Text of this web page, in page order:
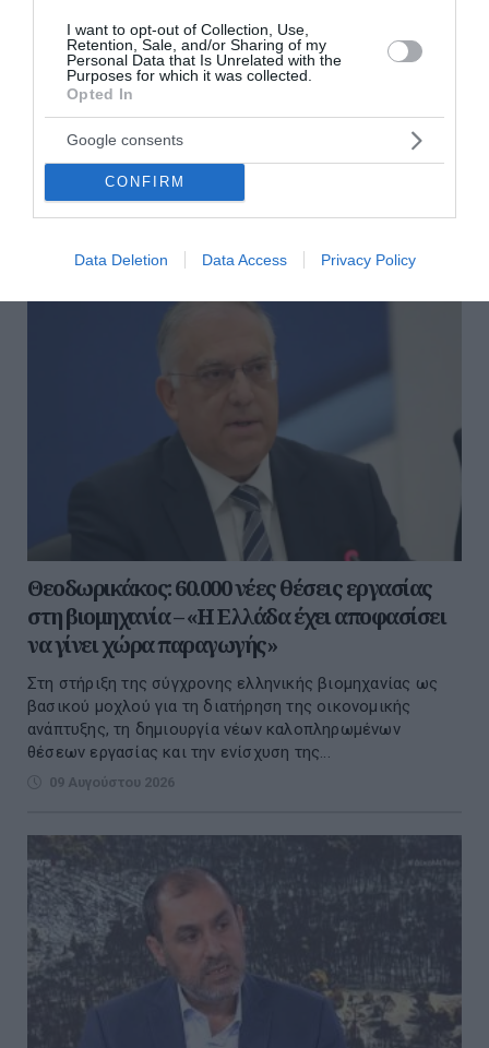
I want to opt-out of Collection, Use,
Retention, Sale, and/or Sharing of my
Personal Data that Is Unrelated with the
Purposes for which it was collected.
Opted In
Google consents
CONFIRM
Data Deletion Data Access Privacy Policy
Πλούσιο το αθλητικό πρόγραμμα σήμερα – Οι αγώνες και
οι ώρες των μεταδόσεων
Το ποίημα της Κυριακής: Αύγουστος των πανηγυριών
ΟΛΕΣ ΟΙ ΕΙΔΗΣΕΙΣ →
διαβάστε ακόμη
Θεοδωρικάκος: 60.000 νέες θέσεις εργασίας
στη βιομηχανία – «Η Ελλάδα έχει αποφασίσει
να γίνει χώρα παραγωγής»
Στη στήριξη της σύγχρονης ελληνικής βιομηχανίας ως
βασικού μοχλού για τη διατήρηση της οικονομικής
ανάπτυξης, τη δημιουργία νέων καλοπληρωμένων
θέσεων εργασίας και την ενίσχυση της...
09 Αυγούστου 2026